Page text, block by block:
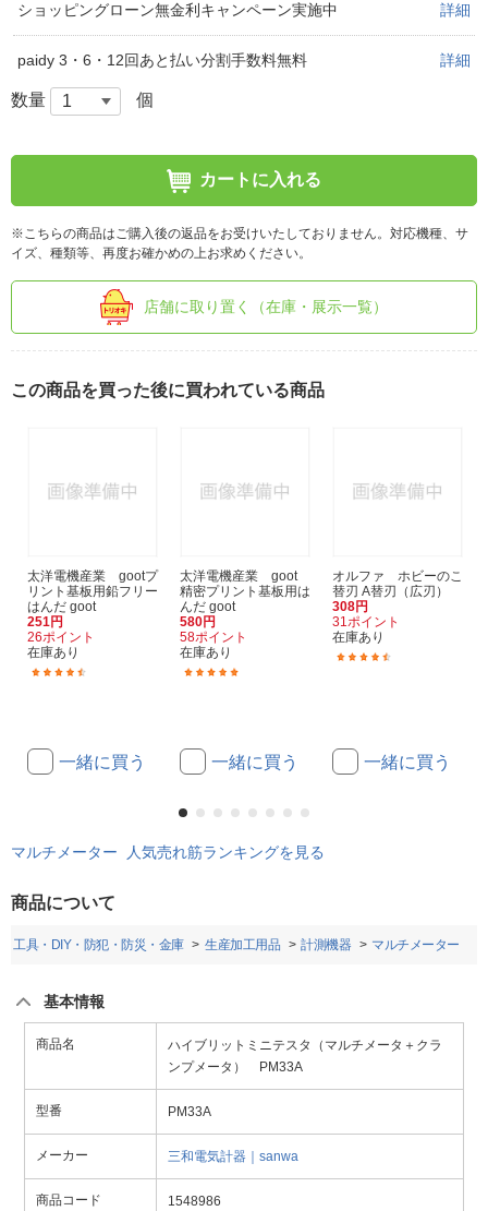
ショッピングローン無金利キャンペーン実施中 詳細
paidy 3・6・12回あと払い分割手数料無料 詳細
数量 個
カートに入れる
※こちらの商品はご購入後の返品をお受けいたしておりません。対応機種、サ
イズ、種類等、再度お確かめの上お求めください。
店舗に取り置く（在庫・展示一覧）
この商品を買った後に買われている商品
太洋電機産業 gootプ
リント基板用鉛フリー
はんだ goot
251円
26ポイント
在庫あり
一緒に買う
太洋電機産業 goot
精密プリント基板用は
んだ goot
580円
58ポイント
在庫あり
一緒に買う
オルファ ホビーのこ
替刃 A替刃（広刃）
308円
31ポイント
在庫あり
一緒に買う
マルチメーター 人気売れ筋ランキングを見る
商品について
工具・DIY・防犯・防災・金庫 生産加工用品 計測機器 マルチメーター
基本情報
商品名
ハイブリットミニテスタ（マルチメータ＋クラ
ンプメータ） PM33A
型番 PM33A
メーカー 三和電気計器｜sanwa
商品コード 1548986